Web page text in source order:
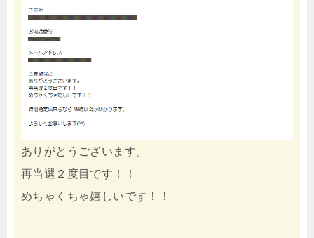
ありがとうございます。
再当選２度目です！！
めちゃくちゃ嬉しいです！！